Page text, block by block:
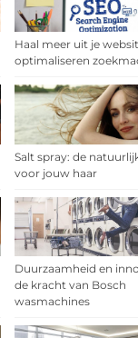
Haal meer uit je
optimaliseren
Salt spray: de
voor jouw haar
Duurzaamheid en
de kracht van Bosch
wasmachines